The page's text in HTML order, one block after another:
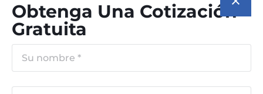
Obtenga Una Cotización
Gratuita